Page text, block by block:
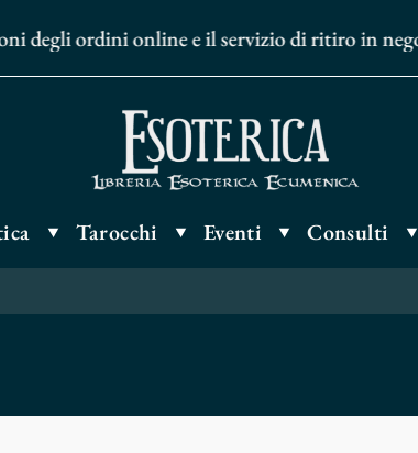
ordini online e il servizio di ritiro in
Tarocchi Eventi Consulti